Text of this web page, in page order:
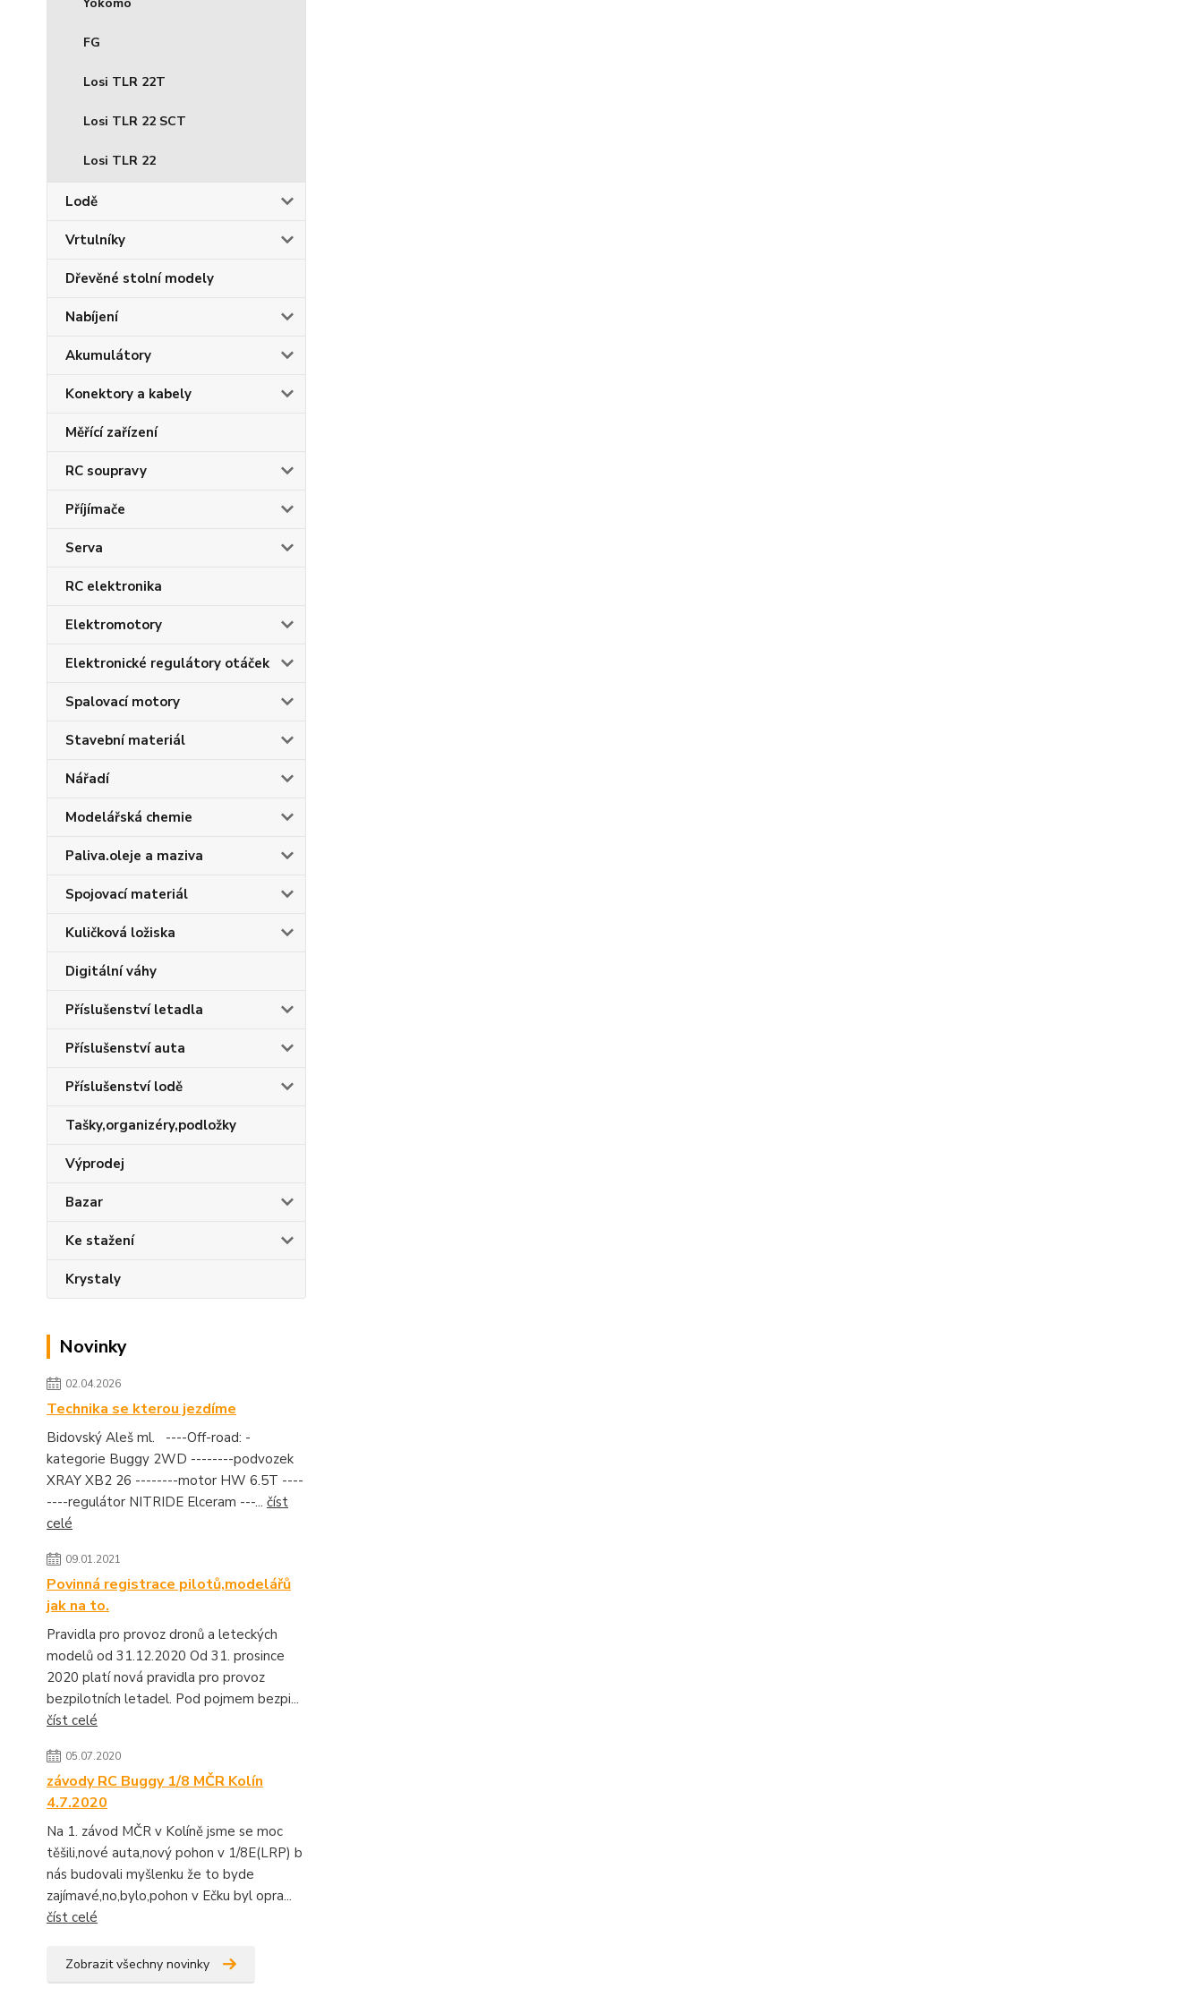
FG
Losi TLR 22T
Losi TLR 22 SCT
Losi TLR 22
Lodě
Vrtulníky
Dřevěné stolní modely
Nabíjení
Akumulátory
Konektory a kabely
Měřící zařízení
RC soupravy
Příjímače
Serva
RC elektronika
Elektromotory
Elektronické regulátory otáček
Spalovací motory
Stavební materiál
Nářadí
Modelářská chemie
Paliva.oleje a maziva
Spojovací materiál
Kuličková ložiska
Digitální váhy
Příslušenství letadla
Příslušenství auta
Příslušenství lodě
Tašky,organizéry,podložky
Výprodej
Bazar
Ke stažení
Krystaly
Novinky
02.04.2026
Technika se kterou jezdíme
Bidovský Aleš ml. ----Off-road: -
kategorie Buggy 2WD --------podvozek
XRAY XB2 26 --------motor HW 6.5T ----
----regulátor NITRIDE Elceram ---... číst
celé
09.01.2021
Povinná registrace pilotů,modelářů
jak na to.
Pravidla pro provoz dronů a leteckých
modelů od 31.12.2020 Od 31. prosince
2020 platí nová pravidla pro provoz
bezpilotních letadel. Pod pojmem bezpi...
číst celé
05.07.2020
závody RC Buggy 1/8 MČR Kolín
4.7.2020
Na 1. závod MČR v Kolíně jsme se moc
těšili,nové auta,nový pohon v 1/8E(LRP) b
nás budovali myšlenku že to byde
zajímavé,no,bylo,pohon v Ečku byl opra...
číst celé
Zobrazit všechny novinky